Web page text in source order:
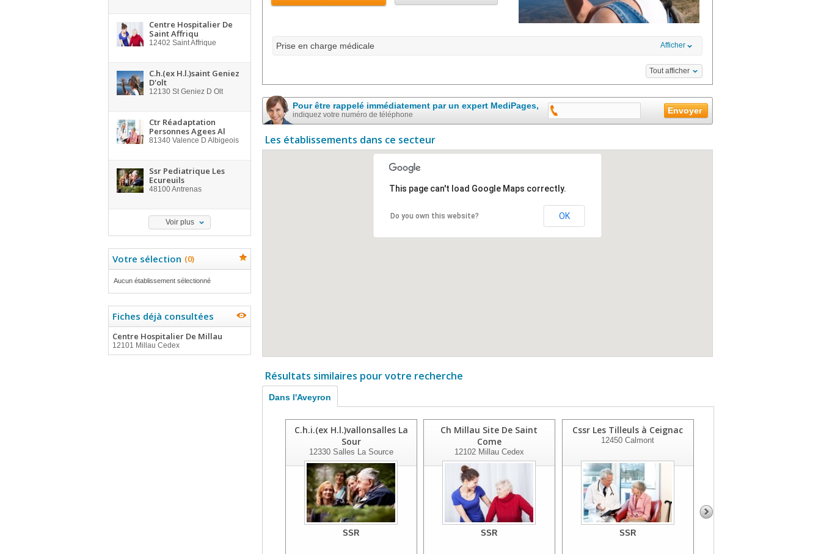
Centre Hospitalier De
Saint Affriqu
12402 Saint Affrique
C.h.(ex H.l.)saint Geniez
D'olt
12130 St Geniez D Olt
Ctr Réadaptation
Personnes Agees Al
81340 Valence D Albigeois
Ssr Pediatrique Les
Ecureuils
48100Antrenas
Voir plus
Votre sélection (0)
Aucun établissement sélectionné
Fiches déjà consultées
Centre Hospitalier De Millau
12101 Millau Cedex
Prise en charge médicale Afficher
Tout afficher
Pour être rappelé immédiatement par un expert MediPages,
indiquez votre numéro de téléphone
Les établissements dans ce secteur
This page can't load Google Maps correctly.
Do you own this website? OK
Résultats similaires pour votre recherche
Dans l'Aveyron
C.h.i.(ex H.l.)vallonsalles La
Sour
12330Salles La Source
SSR
Ch Millau Site De Saint
Come
12102Millau Cedex
SSR
Cssr Les Tilleuls à Ceignac
12450Calmont
SSR